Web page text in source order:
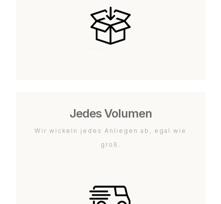
Jedes Volumen
Wir wickeln jedes Anliegen ab, egal wie
groß.